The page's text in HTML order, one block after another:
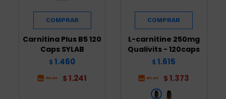
Carnitina Plus B5 120
Caps SYLAB
$ 1.460
$ 1.241
L-carnitine 250mg
Qualivits - 120caps
$ 1.615
$ 1.373